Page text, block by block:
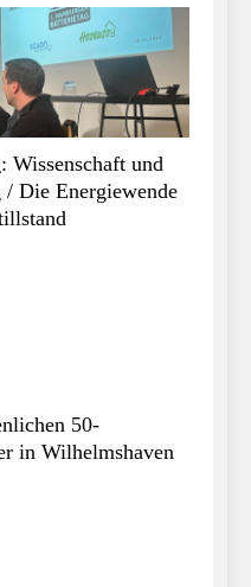
Wissenschaft und
Die Energiewende
50-
in Wilhelmshaven